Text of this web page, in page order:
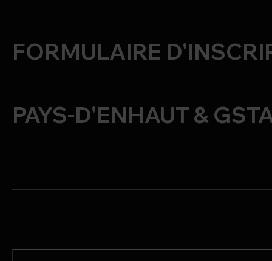
FORMATION &
FORMULAIRE
PAYS-D'ENHAUT &